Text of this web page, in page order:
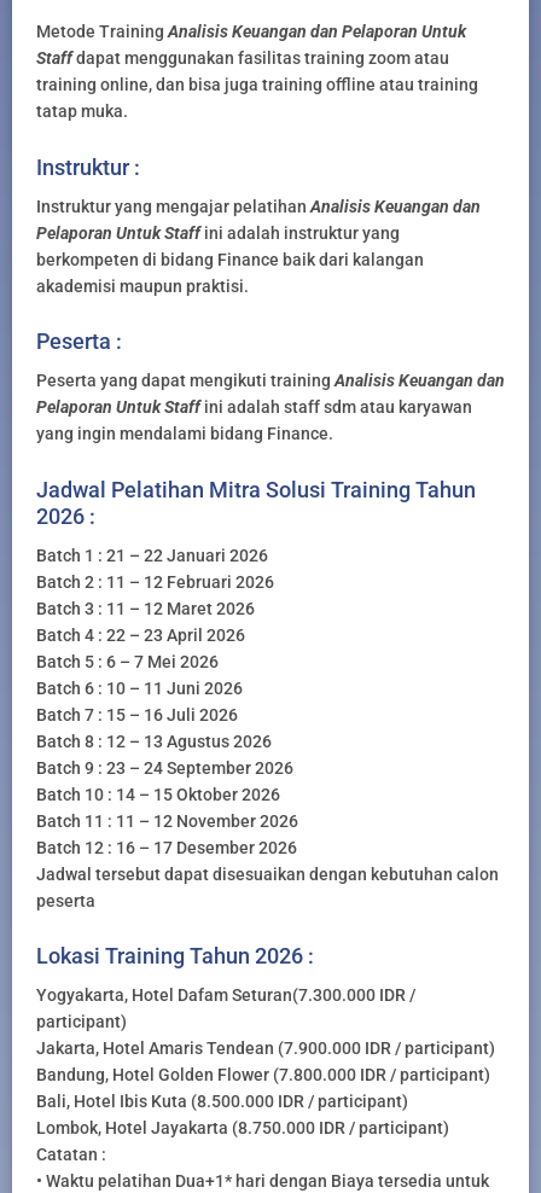
Metode Training Analisis Keuangan dan Pelaporan Untuk
Staffdapat menggunakan fasilitas training zoom atau
training online, dan bisa juga training offline atau training
tatap muka.
Instruktur :
Instruktur yang mengajar pelatihan Analisis Keuangan dan
Pelaporan Untuk Staffini adalah instruktur yang
berkompeten di bidang Finance baik dari kalangan
akademisi maupun praktisi.
Peserta :
Peserta yang dapat mengikuti training Analisis Keuangan dan
Pelaporan Untuk Staffini adalah staff sdm atau karyawan
yang ingin mendalami bidang Finance.
Jadwal Pelatihan Mitra Solusi Training Tahun
2026 :
Batch 1 : 21 – 22 Januari 2026
Batch 2 : 11 – 12 Februari 2026
Batch 3 : 11 – 12 Maret 2026
Batch 4 : 22 – 23 April 2026
Batch 5 : 6 – 7 Mei 2026
Batch 6 : 10 – 11 Juni 2026
Batch 7 : 15 – 16 Juli 2026
Batch 8 : 12 – 13 Agustus 2026
Batch 9 : 23 – 24 September 2026
Batch 10 : 14 – 15 Oktober 2026
Batch 11 : 11 – 12 November 2026
Batch 12 : 16 – 17 Desember 2026
Jadwal tersebut dapat disesuaikan dengan kebutuhan calon
peserta
Lokasi Training Tahun 2026 :
Yogyakarta, Hotel Dafam Seturan(7.300.000 IDR /
participant)
Jakarta, Hotel Amaris Tendean (7.900.000 IDR / participant)
Bandung, Hotel Golden Flower (7.800.000 IDR / participant)
Bali, Hotel Ibis Kuta (8.500.000 IDR / participant)
Lombok, Hotel Jayakarta (8.750.000 IDR / participant)
Catatan :
• Waktu pelatihan Dua+1* hari dengan Biaya tersedia untuk